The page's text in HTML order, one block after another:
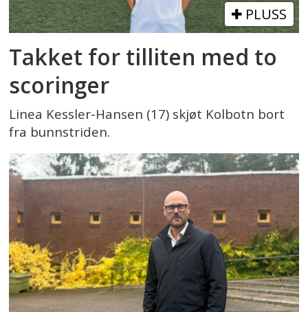
PLUSS
Takket for tilliten med to
scoringer
Linea Kessler-Hansen (17) skjøt Kolbotn bort
fra bunnstriden.